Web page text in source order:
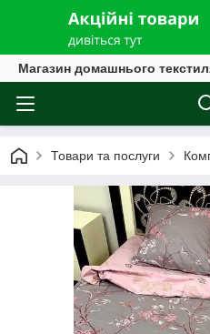
Магазин домашнього
Товари та послуги